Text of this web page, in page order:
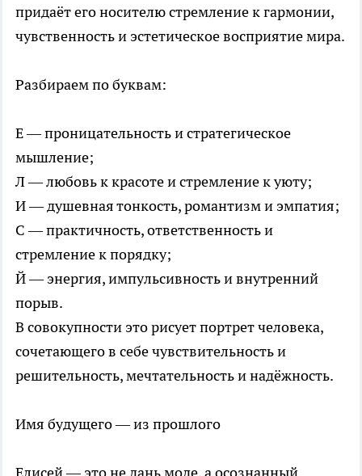
придаёт его носителю стремление к гармонии,
чувственность и эстетическое восприятие мира.
Разбираем по буквам:
E — проницательность и стратегическое
мышление;
Л — любовь к красоте и стремление к уюту;
И — душевная тонкость, романтизм и эмпатия;
С — практичность, ответственность и
стремление к порядку;
Й — энергия, импульсивность и внутренний
порыв.
В совокупности это рисует портрет человека,
сочетающего в себе чувствительность и
решительность, мечтательность и надёжность.
Имя будущего — из прошлого
Елисей — это не дань моде, а осознанный